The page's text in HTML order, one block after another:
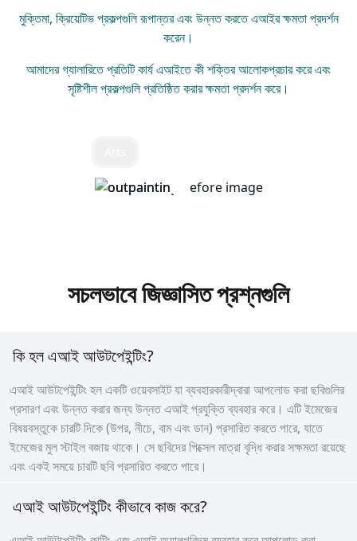
মুক্তিমা, ক্রিয়েটিভ প্রকল্পগুলি রূপান্তর এবং উন্নত করতে এআইর ক্ষমতা প্রদর্শন
করেন।
আমাদের গ্যালারিতে প্রতিটি কার্য এআইতে কী শক্তির আলোকপ্রচার করে এবং
সৃষ্টিশীল প্রকল্পগুলি প্রতিষ্ঠিত করার ক্ষমতা প্রদর্শন করে।
সচলভাবে জিজ্ঞাসিত প্রশ্নগুলি
কি হল এআই আউটপেইন্টিং?
এআই আউটপেইন্টিং হল একটি ওয়েবসাইট যা ব্যবহারকারীদ্বারা আপলোড করা ছবিগুলির
প্রসারণ এবং উন্নত করার জন্য উন্নত এআই প্রযুক্তি ব্যবহার করে। এটি ইমেজের
বিষয়বস্তুকে চারটি দিকে (উপর, নীচে, বাম এবং ডান) প্রসারিত করতে পারে, যাতে
ইমেজের মুল স্টাইল বজায় থাকে। সে ছবিদের পিক্সেল মাত্রা বৃদ্ধি করার সক্ষমতা রয়েছে
এবং একই সময়ে চারটি ছবি প্রসারিত করতে পারে।
এআই আউটপেইন্টিং কীভাবে কাজ করে?